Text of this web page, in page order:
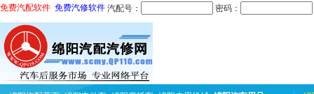
免费汽配软件 免费汽修软件 汽配号： 密码：